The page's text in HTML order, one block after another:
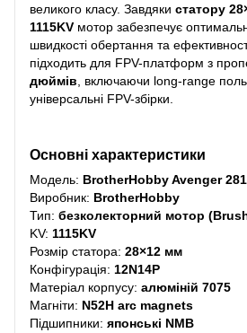
великого класу. Завдяки статору
1115KV мотор забезпечує
швидкості обертання та
підходить для FPV-платформ з
дюймів , включаючи long-range
універсальні FPV-збірки.
Основні характеристики
Модель: BrotherHobby Avenger
Виробник: BrotherHobby
Тип: безколекторний мотор
KV: 1115KV
Розмір статора: 28×12 мм
Конфігурація: 12N14P
Матеріал корпусу: алюміній 7075
Магніти: N52H arc magnets
Підшипники: японські NMB